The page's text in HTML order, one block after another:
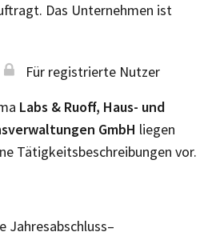
Das Unternehmen ist
Für registrierte Nutzer
Labs & Ruoff, Haus- und
GmbH liegen
Tätigkeitsbeschreibungen vor.
Jahresabschluss–